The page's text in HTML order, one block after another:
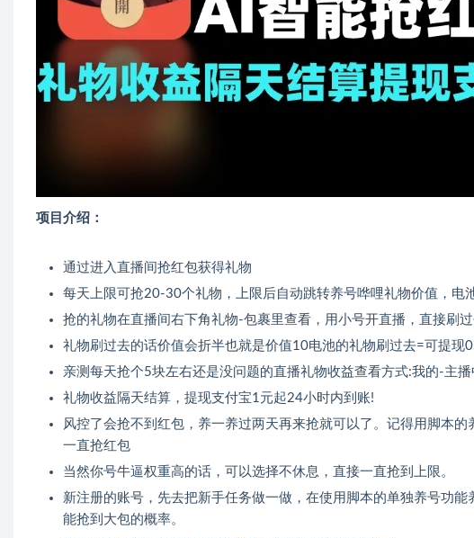
项目介绍：
通过进入直播间抢红包获得礼物
每天上限可抢20-30个礼物，上限后自动跳转养号哗哩礼物价值，电
抢的礼物在直播间右下角礼物-包裹里查看，用小号开直播，直接刷
礼物刷过去的话价值会折半也就是价值10电池的礼物刷过去=可提现
亲测每天抢个5块左右还是没问题的直播礼物收益查看方式:我的-主
礼物收益隔天结算，提现支付宝1元起24小时内到账!
风控了会抢不到红包，养一养过两天再来抢就可以了。记得用脚本
一直抢红包
当然你号牛逼权重高的话，可以选择不休息，直接一直抢到上限。
新注册的账号，先去把新手任务做一做，在使用脚本的单独养号功
能抢到大包的概率。